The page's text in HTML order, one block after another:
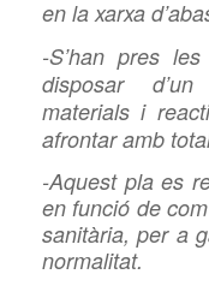
en la xarxa
-S’han pres
disposar
materials i
afrontar amb
-Aquest pla es
en funció de
sanitària, per a
normalitat.